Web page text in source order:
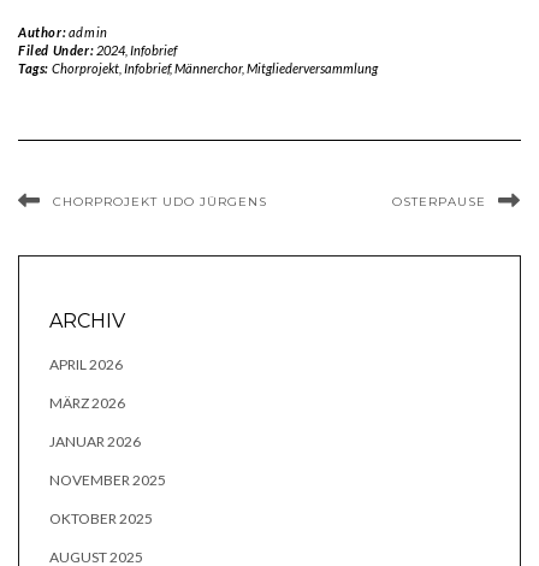
Author:admin
Filed Under: 2024, Infobrief
Tags: Chorprojekt, Infobrief,Männerchor, Mitgliederversammlung
CHORPROJEKT UDO JÜRGENS OSTERPAUSE
ARCHIV
APRIL 2026
MÄRZ 2026
JANUAR 2026
NOVEMBER 2025
OKTOBER 2025
AUGUST 2025